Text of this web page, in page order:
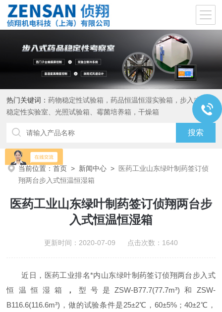
热门关键词：药物稳定性试验箱，药品恒温恒湿实验箱，步入式药品
稳定性实验室、光照试验箱、霉菌培养箱，干燥箱
当前位置：首页 > 新闻中心 > 医药工业山东绿叶制药签订侦
翔两台步入式恒温恒湿箱
医药工业山东绿叶制药签订侦翔两台步
入式恒温恒湿箱
更新时间：2020-07-09 点击次数：1640
近日，医药工业排名*内山东绿叶制药签订侦翔两台步入式
恒温恒湿箱
， 型号是ZSW-B77.7(77.7m³)和ZSW-
B116.6(116.6m³)，做的试验条件是25±2℃，60±5%；40±2℃，